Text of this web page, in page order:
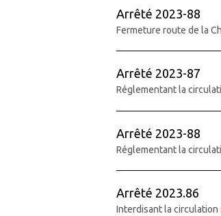
Arrêté 2023-88
Fermeture route de la
Arrêté 2023-87
Réglementant la
Arrêté 2023-88
Réglementant la
Arrêté 2023.86
Interdisant la